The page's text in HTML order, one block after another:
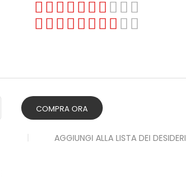
COMPRA ORA
AGGIUNGI ALLA LISTA DEI DESIDERI